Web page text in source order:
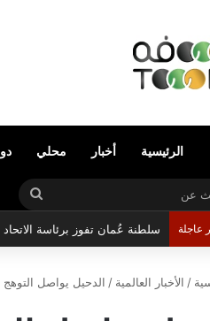
الرئيسية أخبار محلي
بحث
عن
عاجلة سلطنة عُمان تفوز برئاسة
/ الأخبار العالمية / الدحيل يواصل